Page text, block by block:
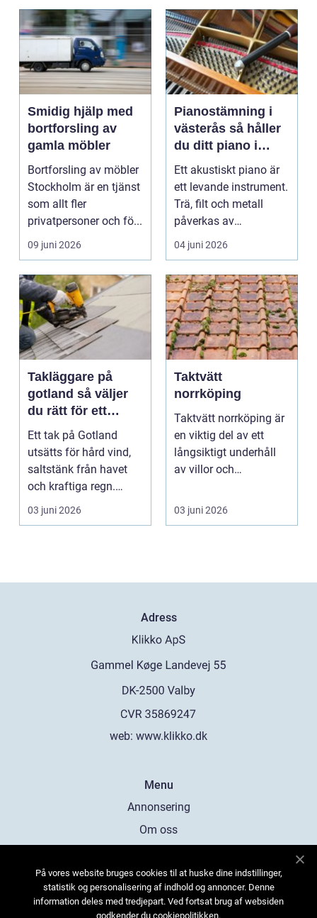
Smidig hjälp med
bortforsling av
gamla möbler
Bortforsling av möbler
Stockholm är en tjänst
som allt fler
privatpersoner och fö...
09 juni 2026
Pianostämning i
västerås så håller
du ditt piano i
toppform
Ett akustiskt piano är
ett levande instrument.
Trä, filt och metall
påverkas av
årstidernas växlinga...
04 juni 2026
Takläggare på
gotland så väljer
du rätt för ett
hållbart tak
Ett tak på Gotland
utsätts för hård vind,
saltstänk från havet
och kraftiga regn.
Taket behöver vara...
03 juni 2026
Taktvätt
norrköping
Taktvätt norrköping är
en viktig del av ett
långsiktigt underhåll
av villor och
03 juni 2026
Adress
web: www.klikko.dk
Menu
Annonsering
Om oss
Kontakta oss
Sitemap
På vores website bruges cookies til at huske dine indstillinger,
statistik og personalisering af indhold og annoncer. Denne
information deles med tredjepart. Ved fortsat brug af websiden
godkender du cookiepolitikken.